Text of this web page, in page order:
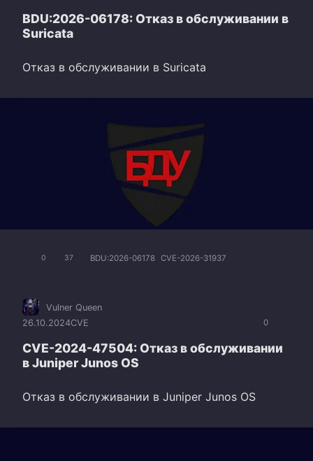
BDU:2026-06178: Отказ в обслуживании в
Suricata
Отказ в обслуживании в Suricata
0 37 BDU:2026-06178 CVE-2026-31937
0
Vulner Queen
26.10.2024CVE
CVE-2024-47504: Отказ в обслуживании
в Juniper Junos OS
Отказ в обслуживании в Juniper Junos OS